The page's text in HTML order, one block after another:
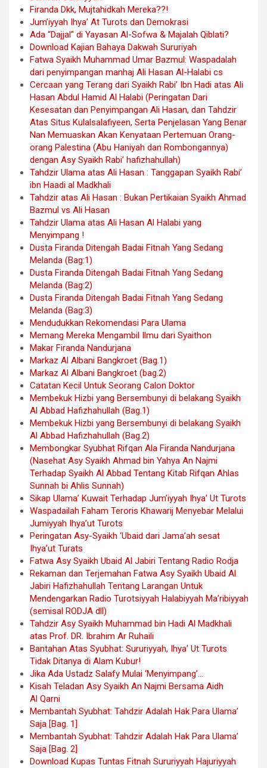
Firanda Dkk, Mujtahidkah Mereka??!
Jum’iyyah Ihya’ At Turots dan Demokrasi
Ada “Dajjal” di Yayasan Al-Sofwa & Majalah Qiblati?
Download Kajian Bahaya Dakwah Sururiyah
Fatwa Syaikh Muhammad Umar Bazmul: Waspadalah
dari penyimpangan manhaj Ali Hasan Al-Halabi cs
Cercaan yang Terang dari Syaikh Rabi’ Ibn Hadi atas Ali
Hasan Abdul Hamid Al Halabi (Peringatan Dari
Kesesatan dan Penyimpangan Ali Hasan, dan Tahdzir
Atas Situs Kulalsalafiyeen, Serta Penjelasan Yang Benar
Nan Memuaskan Akan Kenyataan Pertemuan Orang-
orang Palestina (Abu Haniyah dan Rombongannya)
dengan Asy Syaikh Rabi’ hafizhahullah)
Tahdzir Ulama atas Ali Hasan : Tanggapan Syaikh Rabi’
ibn Haadi al Madkhali
Tahdzir atas Ali Hasan : Bukan Pertikaian Syaikh Ahmad
Bazmul vs Ali Hasan
Tahdzir Ulama atas Ali Hasan Al Halabi yang
Menyimpang !
Dusta Firanda Ditengah Badai Fitnah Yang Sedang
Melanda (Bag:1)
Dusta Firanda Ditengah Badai Fitnah Yang Sedang
Melanda (Bag:2)
Dusta Firanda Ditengah Badai Fitnah Yang Sedang
Melanda (Bag:3)
Mendudukkan Rekomendasi Para Ulama
Memang Mereka Mengambil Ilmu dari Syaithon
Makar Firanda Nandurjana
Markaz Al Albani Bangkroet (Bag.1)
Markaz Al Albani Bangkroet (bag.2)
Catatan Kecil Untuk Seorang Calon Doktor
Membekuk Hizbi yang Bersembunyi di belakang Syaikh
Al Abbad Hafizhahullah (Bag.1)
Membekuk Hizbi yang Bersembunyi di belakang Syaikh
Al Abbad Hafizhahullah (Bag.2)
Membongkar Syubhat Rifqan Ala Firanda Nandurjana
(Nasehat Asy Syaikh Ahmad bin Yahya An Najmi
Terhadap Syaikh Al Abbad Tentang Kitab Rifqan Ahlas
Sunnah bi Ahlis Sunnah)
Sikap Ulama’ Kuwait Terhadap Jum’iyyah Ihya’ Ut Turots
Waspadailah Faham Teroris Khawarij Menyebar Melalui
Jumiyyah Ihya’ut Turots
Peringatan Asy-Syaikh ‘Ubaid dari Jama’ah sesat
Ihya’ut Turats
Fatwa Asy Syaikh Ubaid Al Jabiri Tentang Radio Rodja
Rekaman dan Terjemahan Fatwa Asy Syaikh Ubaid Al
Jabiri Hafizhahullah Tentang Larangan Untuk
Mendengarkan Radio Turotsiyyah Halabiyyah Ma’ribiyyah
(semisal RODJA dll)
Tahdzir Asy Syaikh Muhammad bin Hadi Al Madkhali
atas Prof. DR. Ibrahim Ar Ruhaili
Bantahan Atas Syubhat: Sururiyyah, Ihya’ Ut Turots
Tidak Ditanya di Alam Kubur!
Jika Ada Ustadz Salafy Mulai ‘Menyimpang’…
Kisah Teladan Asy Syaikh An Najmi Bersama Aidh
Al Qarni
Membantah Syubhat: Tahdzir Adalah Hak Para Ulama’
Saja [Bag. 1]
Membantah Syubhat: Tahdzir Adalah Hak Para Ulama’
Saja [Bag. 2]
Download Kupas Tuntas Fitnah Sururiyyah Hajuriyyah